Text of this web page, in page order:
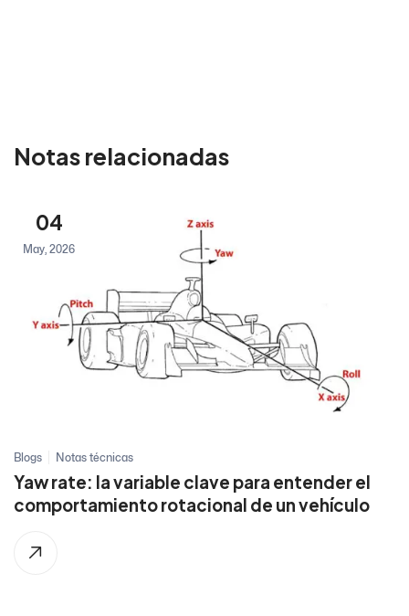
Notas relacionadas
04
May, 2026
Blogs Notas técnicas
Yaw rate: la variable clave para entender el
comportamiento rotacional de un vehículo